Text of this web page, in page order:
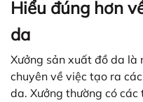
Hiểu đúng hơn
da
Xưởng sản xuất đồ da là
chuyên về việc tạo ra
da. Xưởng thường có